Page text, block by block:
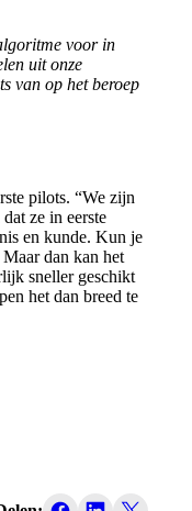
voor in
uit onze
van op het beroep
pilots. “We zijn
ze in eerste
en kunde. Kun je
dan kan het
sneller geschikt
het dan breed te